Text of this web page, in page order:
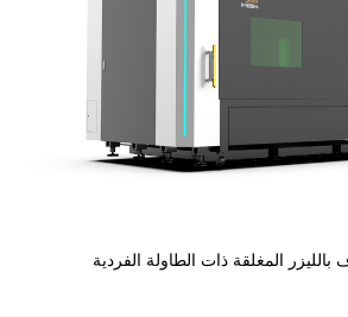
بالليزر المغلقة ذات الطاولة الفردية